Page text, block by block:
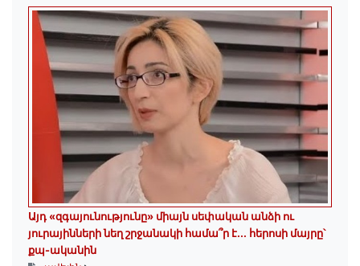
Այդ «զգայունությունը» միայն սեփական անձի ու
յուրայինների նեղ շրջանակի համա՞ր է․․․ հերոսի մայրը՝
քպ-ականին